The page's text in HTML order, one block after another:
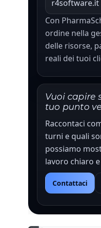
r4software.it
Con
ordine nella
delle risorse,
reali dei tuoi
Vuoi capire
tuo punto
Raccontaci
turni e quali
possiamo
lavoro chiaro
Contattaci